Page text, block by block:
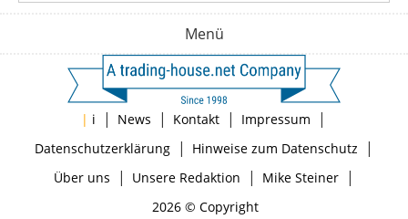
Menü
| i | News | Kontakt | Impressum |
Datenschutzerklärung| Hinweise zum Datenschutz |
Über uns | Unsere Redaktion | Mike Steiner|
2026 © Copyright